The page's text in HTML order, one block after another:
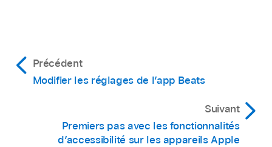
Touchez le widget et maintenez le doigt
dessus, puis faites-l glisser vers un autre
Touchez Ajouter ; le widget s’affichera sur
le prochain emplacement disponible à
autres :Touchez la petite flèche dans le widget
(si disponible).
Précédent
Modifier les réglages de l’app Beats
Suivant
Premiers pas avec les fonctionnalités
d’accessibilité sur les appareils Apple